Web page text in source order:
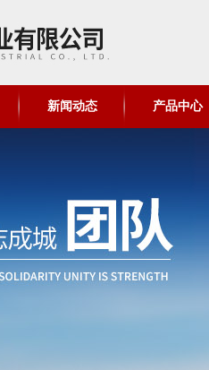
新闻动态 产品中心